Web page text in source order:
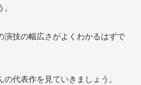
演技の幅広さがよくわかるはずで
代表作を見ていきましょう。